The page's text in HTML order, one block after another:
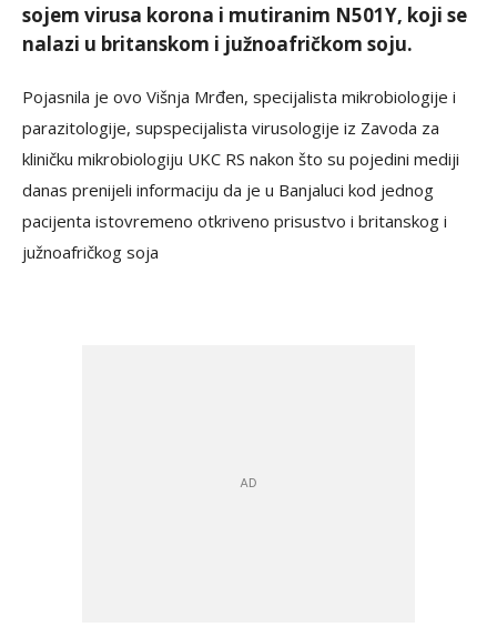
sojem virusa korona i mutiranim N501Y, koji se
nalazi u britanskom i južnoafričkom soju.
Pojasnila je ovo Višnja Mrđen, specijalista mikrobiologije i
parazitologije, supspecijalista virusologije iz Zavoda za
kliničku mikrobiologiju UKC RS nakon što su pojedini mediji
danas prenijeli informaciju da je u Banjaluci kod jednog
pacijenta istovremeno otkriveno prisustvo i britanskog i
južnoafričkog soja